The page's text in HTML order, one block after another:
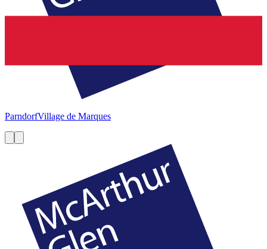
ParndorfVillage de Marques